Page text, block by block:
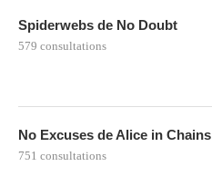
Spiderwebs de No Doubt
579 consultations
No Excuses de Alice in Chains
751 consultations